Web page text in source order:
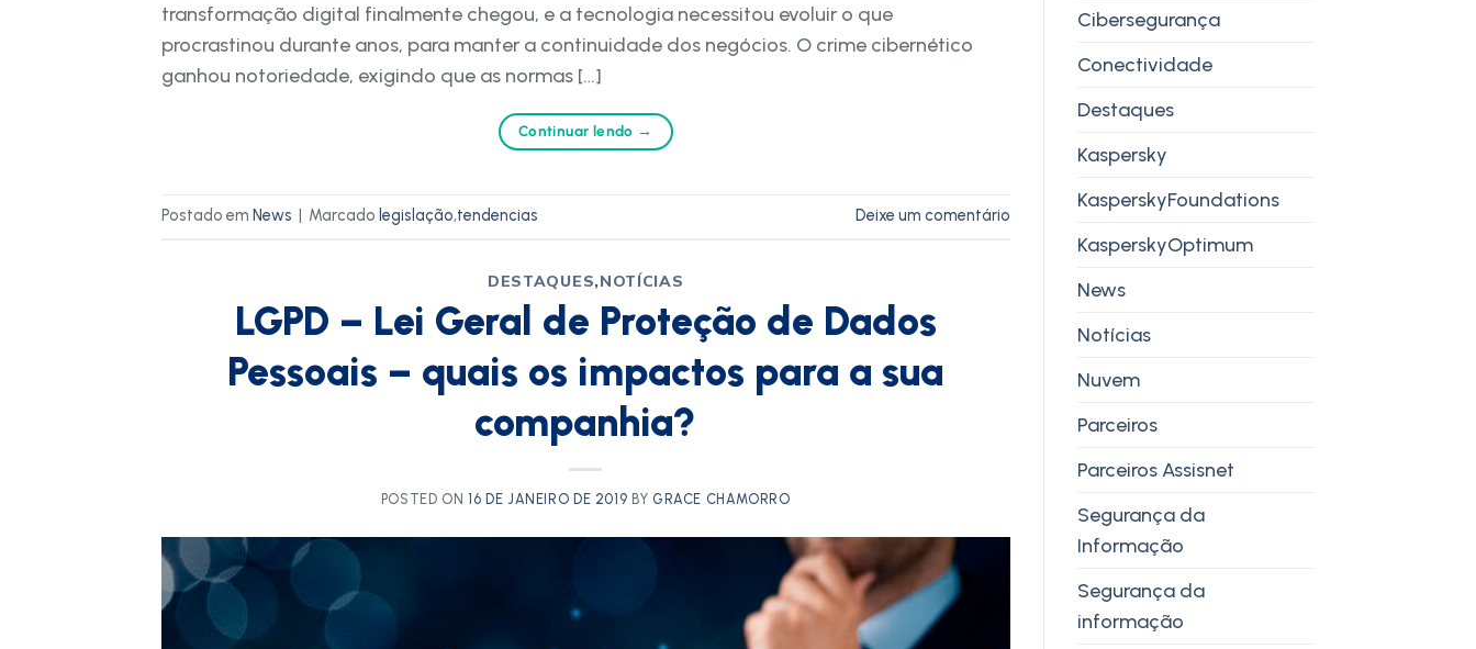
transformação digital finalmente chegou, e a tecnologia necessitou evoluir o que
procrastinou durante anos, para manter a continuidade dos negócios. O crime cibernético
ganhou notoriedade, exigindo que as normas […]
Continuar lendo →
Postado em News Marcado legislação,tendencias Deixe um comentário
DESTAQUES,NOTÍCIAS
LGPD – Lei Geral de Proteção de Dados
Pessoais – quais os impactos para a sua
companhia?
POSTED ON 16 DE JANEIRO DE 2019 BY GRACE CHAMORRO
Cibersegurança
Conectividade
Destaques
Kaspersky
KasperskyFoundations
KasperskyOptimum
News
Notícias
Nuvem
Parceiros
Parceiros Assisnet
Segurança da
Informação
Segurança da
informação